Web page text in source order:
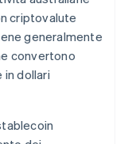
criptovalute
generalmente
convertono
dollari